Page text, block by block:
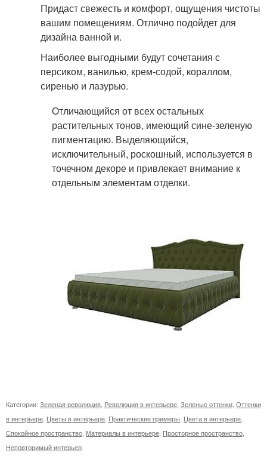
Придаст свежесть и комфорт, ощущения чистоты
вашим помещениям. Отлично подойдет для
дизайна ванной и.
Наиболее выгодными будут сочетания с
персиком, ванилью, крем-содой, кораллом,
сиренью и лазурью.
Отличающийся от всех остальных
растительных тонов, имеющий сине-зеленую
пигментацию. Выделяющийся,
исключительный, роскошный, используется в
точечном декоре и привлекает внимание к
отдельным элементам отделки.
Категории: Зеленая революция Революция в интерьере Зеленые оттенки Оттенки
в интерьере Цветы в интерьере Практические примеры Цвета в интерьере
Спокойное пространство Материалы в интерьере Просторное пространство
Неповторимый интерьер